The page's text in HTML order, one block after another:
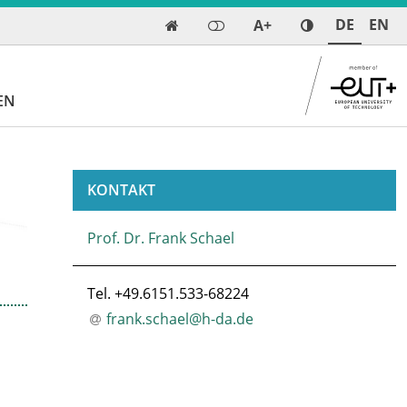
 A+ DE EN
KONTAKT
Prof. Dr. Frank Schael
Tel. +49.6151.533-68224
frank.schael@h-da.de